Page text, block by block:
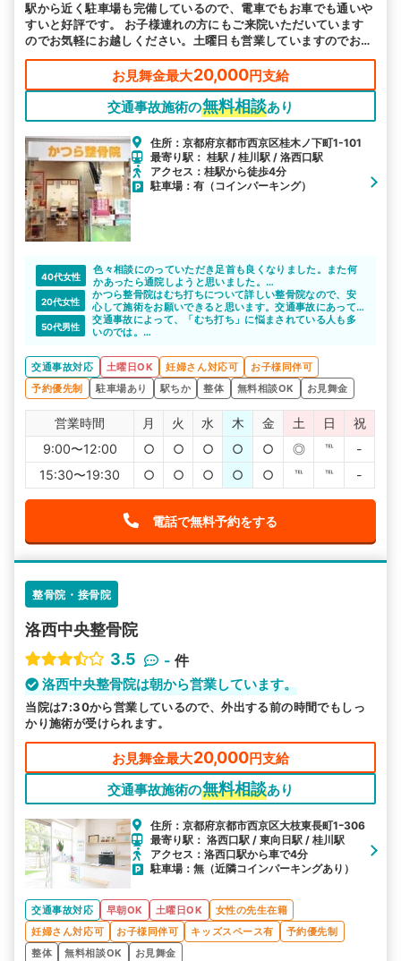
駅から近く駐車場も完備しているので、電車でもお車でも通いや
すいと好評です。 お子様連れの方にもご来院いただいています
のでお気軽にお越しください。土曜日も営業していますのでお忙
しい方もご都合よい時にお越しいただけるので安心です。
お見舞金最大20,000円支給
交通事故施術の無料相談あり
住所：京都府京都市西京区桂木ノ下町1-101
最寄り駅： 桂駅 / 桂川駅 / 洛西口駅
アクセス：桂駅から徒歩4分
駐車場：有（コインパーキング）
40代女性
色々相談にのっていただき足首も良くなりました。また何
かあったら通院しようと思いました。
交通事故や身体の悩みがある方には紹介したいような整骨
院でした。
ありがとうございます。
20代女性
かつら整骨院はむち打ちについて詳しい整骨院なので、安
心して施術をお願いできると思います。交通事故にあって
しまった直後は不安なことや分からないことがたくさんあ
ると思いますが、些細なことでもしっかりと話を聞いてく
50代男性
交通事故によって、「むち打ち」に悩まされている人も多
いのでは。
きます。
交通事故対応 土曜日OK 妊婦さん対応可
お子様同伴可
予約優先制
駐車場あり 駅ちか 整体 無料相談OK お見舞金
営業時間 月 火 水 木 金 土 日
祝
9:00〜12:00
○ ○ ○ ○ ○ ◎ ℡
-
15:30〜19:30
○ ○ ○ ○ ○ ℡ ℡ -
電話で無料予約をする
整骨院・接骨院
洛西中央整骨院
3.5
- 件
洛西中央整骨院は朝から営業しています。
当院は7:30から営業しているので、外出する前の時間でもしっ
かり施術が受けられます。
お見舞金最大20,000円支給
交通事故施術の無料相談あり
住所：京都府京都市西京区大枝東長町1ｰ306
最寄り駅： 洛西口駅 / 東向日駅 / 桂川駅
アクセス：洛西口駅から車で4分
駐車場：無（近隣コインパーキングあり）
交通事故対応 早朝OK 土曜日OK
女性の先生在籍
妊婦さん対応可
お子様同伴可 キッズスペース有
予約優先制
整体
無料相談OK お見舞金